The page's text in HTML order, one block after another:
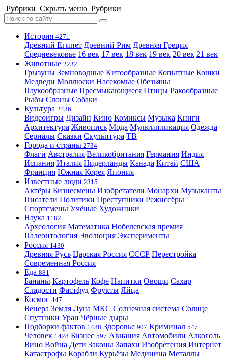
Рубрики Скрыть меню Рубрики
История 4271
Древний Египет Древний Рим Древняя Греция
Средневековье 16 век 17 век 18 век 19 век 20 век 21 век
Животные 2232
Грызуны Земноводные Китообразные Копытные Кошки
Медведи Моллюски Насекомые Обезьяны
Паукообразные Пресмыкающиеся Птицы Ракообразные
Рыбы Слоны Собаки
Культура 2436
Видеоигры Дизайн Кино Комиксы Музыка Книги
Архитектура Живопись Мода Мультипликация Одежда
Сериалы Сказки Скульптура ТВ
Города и страны 2734
Флаги Австралия Великобритания Германия Индия
Испания Италия Нидерланды Канада Китай США
Франция Южная Корея Япония
Известные люди 2315
Актёры Бизнесмены Изобретатели Монархи Музыканты
Писатели Политики Преступники Режиссёры
Спортсмены Учёные Художники
Наука 1182
Археология Математика Нобелевская премия
Палеонтология Эволюция Эксперименты
Россия 1430
Древняя Русь Царская Россия СССР Перестройка
Современная Россия
Еда 881
Бананы Картофель Кофе Напитки Овощи Сахар
Сладости Фастфуд Фрукты Яйца
Космос 447
Венера Земля Луна МКС Солнечная система Солнце
Спутники Уран Чёрные дыры
Подборки фактов 1488 Здоровье 907 Криминал 547
Человек 1428 Бизнес 597 Авиация Автомобили Алкоголь
Вино Война Дети Законы Запахи Изобретения Интернет
Катастрофы Корабли Курьёзы Медицина Металлы